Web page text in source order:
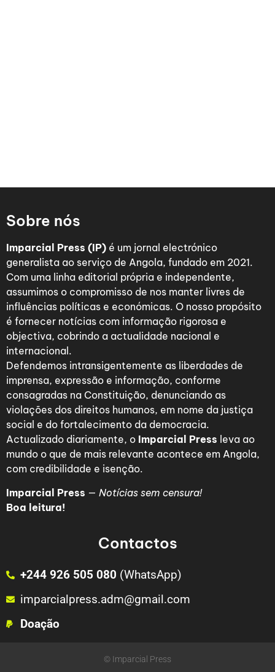
Sobre nós
Imparcial Press (IP) é um jornal electrónico
generalista ao serviço de Angola, fundado em 2021.
Com uma linha editorial própria e independente,
assumimos o compromisso de nos manter livres de
influências políticas e económicas. O nosso propósito
é fornecer notícias com informação rigorosa e
objectiva, cobrindo a actualidade nacional e
internacional.
Defendemos intransigentemente as liberdades de
imprensa, expressão e informação, conforme
consagradas na Constituição, denunciando as
violações dos direitos humanos, em nome da justiça
social e do fortalecimento da democracia.
Actualizado diariamente, o Imparcial Press leva ao
mundo o que de mais relevante acontece em Angola,
com credibilidade e isenção.
Imparcial Press — Notícias sem censura!
Boa leitura!
Contactos
+244 926 505 080 (WhatsApp)
imparcialpress.adm@gmail.com
Doação
© Imparcial Press